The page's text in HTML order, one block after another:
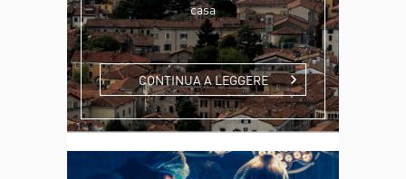
casa
CONTINUA A LEGGERE